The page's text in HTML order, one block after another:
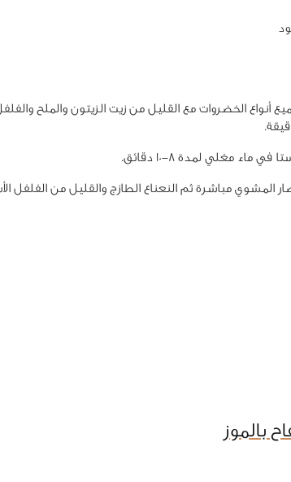
أنواع الخضروات مع القليل من زيت الزيتون والملح
ماء مغلي لمدة 8-10 دقائق.
المشوي مباشرة ثم النعناع الطازج والقليل من الفلفل
بالموز